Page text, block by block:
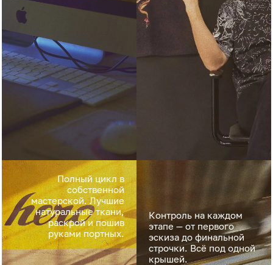
Полный цикл в
собственной
мастерской. Лучшие
натуральные ткани,
раскрой и пошив
руками портных.
Контроль на каждом
этапе — от первого
эскиза до финальной
строчки. Всё под одной
крышей.